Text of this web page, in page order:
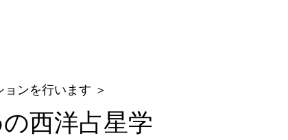
ンを行います ＞
西洋占星学